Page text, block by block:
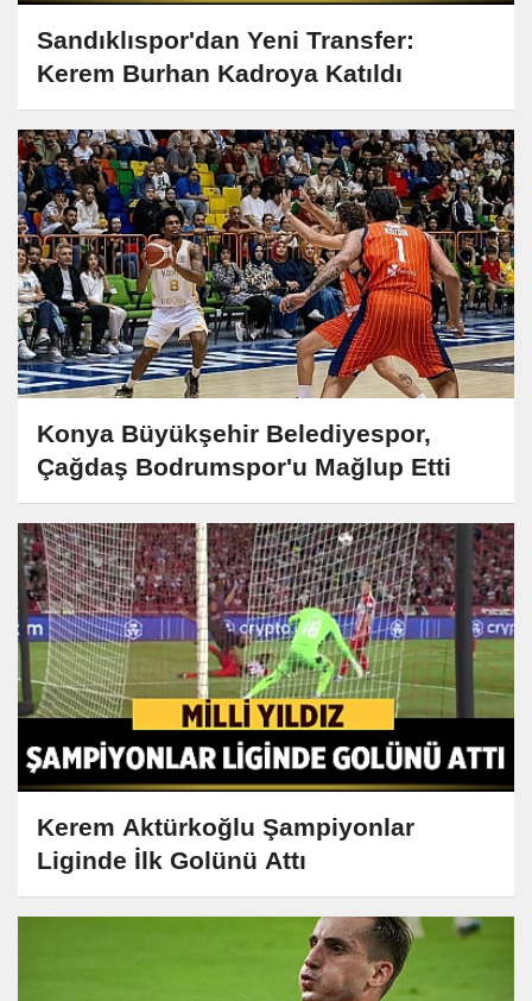
Sandıklıspor'dan Yeni Transfer:
Kerem Burhan Kadroya Katıldı
Konya Büyükşehir Belediyespor,
Çağdaş Bodrumspor'u Mağlup Etti
Kerem Aktürkoğlu Şampiyonlar
Liginde İlk Golünü Attı